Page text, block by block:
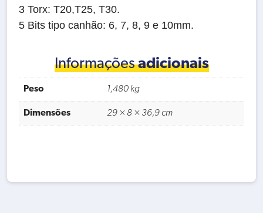
3 Torx: T20,T25, T30.
5 Bits tipo canhão: 6, 7, 8, 9 e 10mm.
Informaçõesadicionais
Peso 1,480 kg
Dimensões 29 × 8 × 36,9 cm